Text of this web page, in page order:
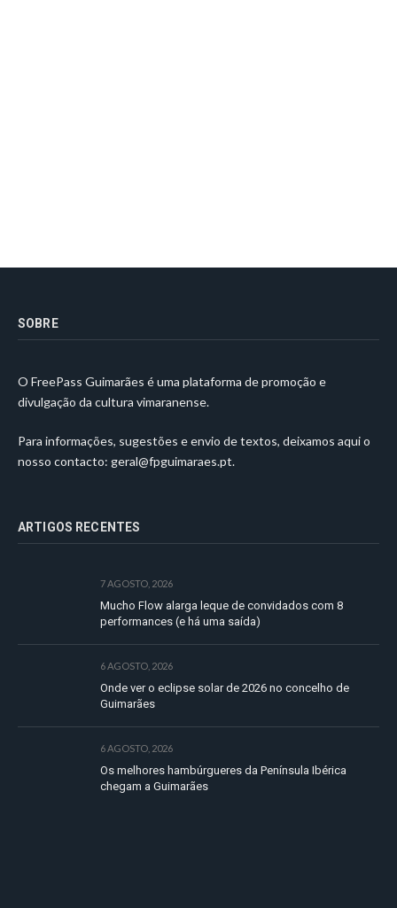
SOBRE
O FreePass Guimarães é uma plataforma de promoção e
divulgação da cultura vimaranense.
Para informações, sugestões e envio de textos, deixamos aqui o
nosso contacto: geral@fpguimaraes.pt.
ARTIGOS RECENTES
7 AGOSTO, 2026
Mucho Flow alarga leque de convidados com 8
performances (e há uma saída)
6 AGOSTO, 2026
Onde ver o eclipse solar de 2026 no concelho de
Guimarães
6 AGOSTO, 2026
Os melhores hambúrgueres da Península Ibérica
chegam a Guimarães